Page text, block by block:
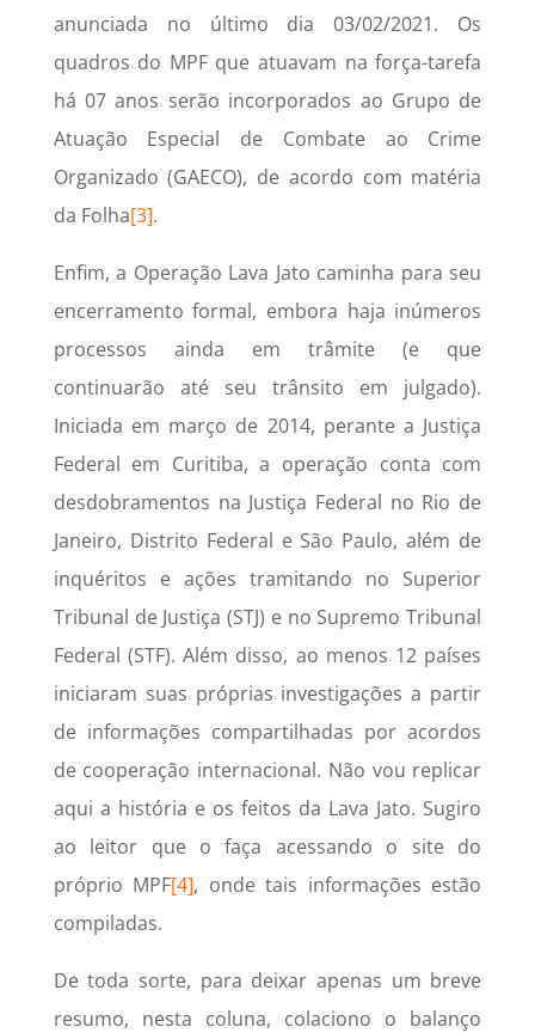
anunciada no último dia 03/02/2021. Os
quadros do MPF que atuavam na força-tarefa
há 07 anos serão incorporados ao Grupo de
Atuação Especial de Combate ao Crime
Organizado (GAECO), de acordo com matéria
da Folha[3].
Enfim, a Operação Lava Jato caminha para seu
encerramento formal, embora haja inúmeros
processos ainda em trâmite (e que
continuarão até seu trânsito em julgado).
Iniciada em março de 2014, perante a Justiça
Federal em Curitiba, a operação conta com
desdobramentos na Justiça Federal no Rio de
Janeiro, Distrito Federal e São Paulo, além de
inquéritos e ações tramitando no Superior
Tribunal de Justiça (STJ) e no Supremo Tribunal
Federal (STF). Além disso, ao menos 12 países
iniciaram suas próprias investigações a partir
de informações compartilhadas por acordos
de cooperação internacional. Não vou replicar
aqui a história e os feitos da Lava Jato. Sugiro
ao leitor que o faça acessando o site do
próprio MPF[4], onde tais informações estão
compiladas.
De toda sorte, para deixar apenas um breve
resumo, nesta coluna, colaciono o balanço